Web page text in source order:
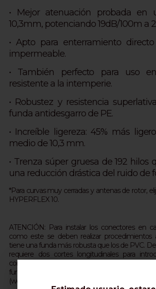
• Mejor atenuación probada en
10,3mm, potenciando 19dB/100m a
• Apto para enterramiento
impermeable.
• También perfecto para uso
resistente a la intemperie.
• Robustez y resistencia
funda antidesgarro de PE.
• Increíble ligereza: 45% más
medio de 10,3 mm.
• Trenza súper gruesa de 192 hilos
una reducción drástica del ruido de
*Para curvas muy cerradas y antenas de rotor,
HYPERFLEX 10.
ATENCIÓN: Para instalar los conectores en
como este se deben realizar procedimientos
tiene una funda más robusta que los de PVC.
requiere dos cortes longitudinales para
componente entre la trenza y la funda sin
funda con un secador de pelo). Contáctenos
(web@messi.it) para más aclaraciones.